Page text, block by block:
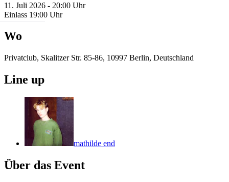
11. Juli 2026 - 20:00 Uhr
Einlass 19:00 Uhr
Wo
Privatclub, Skalitzer Str. 85-86, 10997 Berlin, Deutschland
Line up
mathilde end
Über das Event